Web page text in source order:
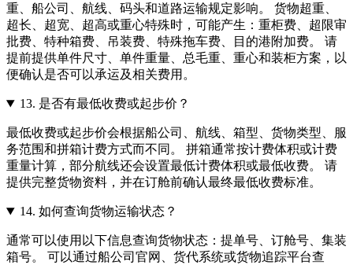
重、船公司、航线、码头和道路运输规定影响。 货物超重、
超长、超宽、超高或重心特殊时，可能产生：重柜费、超限审
批费、特种箱费、吊装费、特殊拖车费、目的港附加费。 请
提前提供单件尺寸、单件重量、总毛重、重心和装柜方案，以
便确认是否可以承运及相关费用。
13. 是否有最低收费或起步价？
最低收费或起步价会根据船公司、航线、箱型、货物类型、服
务范围和拼箱计费方式而不同。 拼箱通常按计费体积或计费
重量计算，部分航线还会设置最低计费体积或最低收费。 请
提供完整货物资料，并在订舱前确认最终最低收费标准。
14. 如何查询货物运输状态？
通常可以使用以下信息查询货物状态：提单号、订舱号、集装
箱号。 可以通过船公司官网、货代系统或货物追踪平台查